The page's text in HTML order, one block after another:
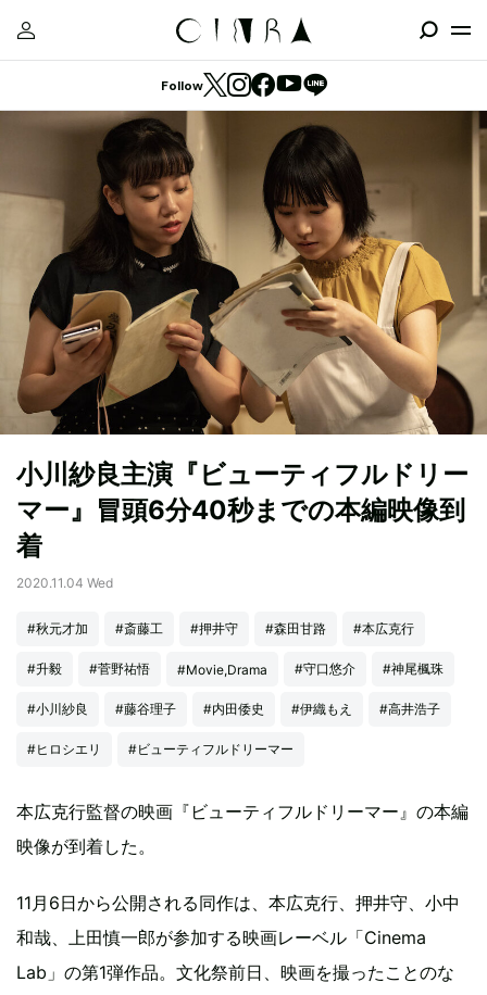
Follow
小川紗良主演『ビューティフルドリー
マー』冒頭6分40秒までの本編映像到
着
2020.11.04 Wed
#秋元才加 #斎藤工 #押井守 #森田甘路 #本広克行
#升毅 #菅野祐悟 #Movie,Drama #守口悠介 #神尾楓珠
#小川紗良 #藤谷理子 #内田倭史 #伊織もえ #高井浩子
#ヒロシエリ #ビューティフルドリーマー
本広克行監督の映画『ビューティフルドリーマー』の本編
映像が到着した。
11月6日から公開される同作は、本広克行、押井守、小中
和哉、上田慎一郎が参加する映画レーベル「Cinema
Lab」の第1弾作品。文化祭前日、映画を撮ったことのな